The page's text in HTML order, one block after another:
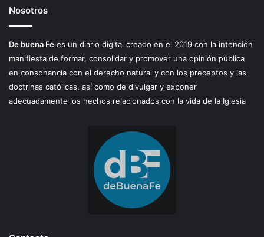
Nosotros
De buena Fe es un diario digital creado en el 2019 con la intención
manifiesta de formar, consolidar y promover una opinión pública
en consonancia con el derecho natural y con los preceptos y las
doctrinas católicas, así como de divulgar y exponer
adecuadamente los hechos relacionados con la vida de la Iglesia